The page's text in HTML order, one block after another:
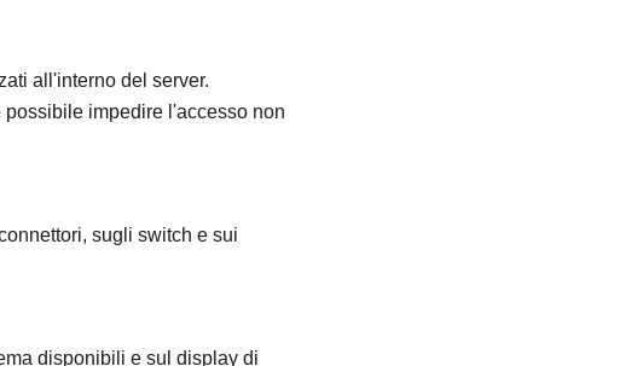
all'interno del server.
impedire l'accesso non
sugli switch e sui
disponibili e sul display di